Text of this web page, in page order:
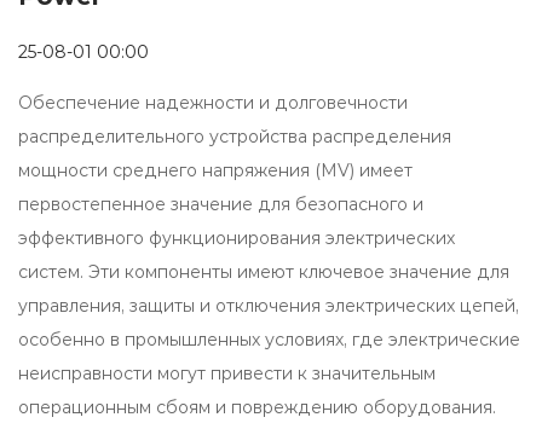
25-08-01 00:00
Обеспечение надежности и долговечности
распределительного устройства распределения
мощности среднего напряжения (MV) имеет
первостепенное значение для безопасного и
эффективного функционирования электрических
систем. Эти компоненты имеют ключевое значение для
управления, защиты и отключения электрических цепей,
особенно в промышленных условиях, где электрические
неисправности могут привести к значительным
операционным сбоям и повреждению оборудования.